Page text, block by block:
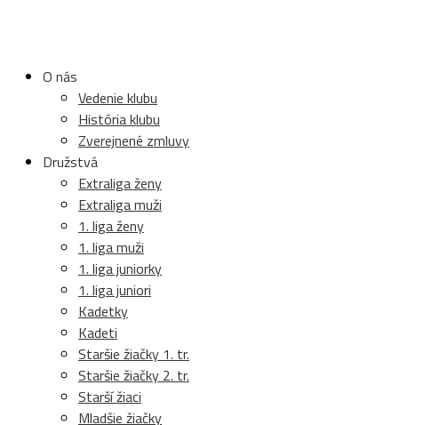
O nás
Vedenie klubu
História klubu
Zverejnené zmluvy
Družstvá
Extraliga ženy
Extraliga muži
1. liga ženy
1. liga muži
1. liga juniorky
1. liga juniori
Kadetky
Kadeti
Staršie žiačky 1. tr.
Staršie žiačky 2. tr.
Starší žiaci
Mladšie žiačky